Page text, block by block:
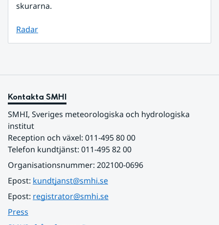
skurarna.
Radar
Kontakta SMHI
SMHI, Sveriges meteorologiska och hydrologiska
institut
Reception och växel: 011-495 80 00
Telefon kundtjänst: 011-495 82 00
Organisationsnummer: 202100-0696
Epost: kundtjanst@smhi.se
Epost: registrator@smhi.se
Press